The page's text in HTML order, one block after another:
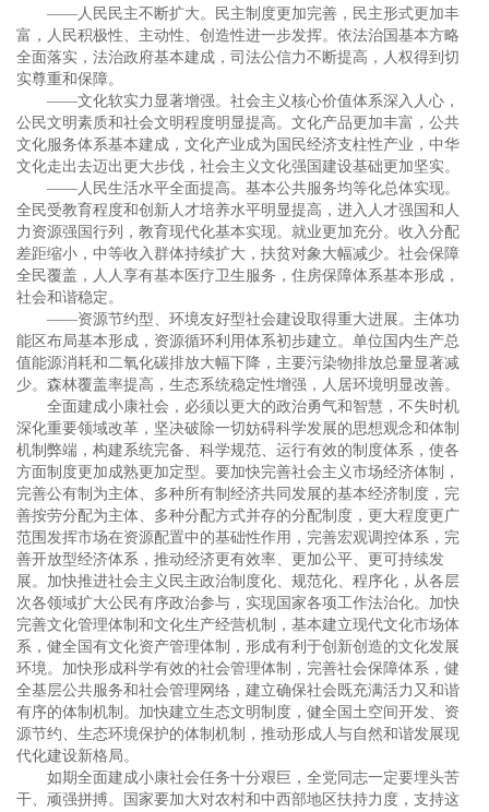
——人民民主不断扩大。民主制度更加完善，民主形式更加丰
富，人民积极性、主动性、创造性进一步发挥。依法治国基本方略
全面落实，法治政府基本建成，司法公信力不断提高，人权得到切
实尊重和保障。
——文化软实力显著增强。社会主义核心价值体系深入人心，
公民文明素质和社会文明程度明显提高。文化产品更加丰富，公共
文化服务体系基本建成，文化产业成为国民经济支柱性产业，中华
文化走出去迈出更大步伐，社会主义文化强国建设基础更加坚实。
——人民生活水平全面提高。基本公共服务均等化总体实现。
全民受教育程度和创新人才培养水平明显提高，进入人才强国和人
力资源强国行列，教育现代化基本实现。就业更加充分。收入分配
差距缩小，中等收入群体持续扩大，扶贫对象大幅减少。社会保障
全民覆盖，人人享有基本医疗卫生服务，住房保障体系基本形成，
社会和谐稳定。
——资源节约型、环境友好型社会建设取得重大进展。主体功
能区布局基本形成，资源循环利用体系初步建立。单位国内生产总
值能源消耗和二氧化碳排放大幅下降，主要污染物排放总量显著减
少。森林覆盖率提高，生态系统稳定性增强，人居环境明显改善。
全面建成小康社会，必须以更大的政治勇气和智慧，不失时机
深化重要领域改革，坚决破除一切妨碍科学发展的思想观念和体制
机制弊端，构建系统完备、科学规范、运行有效的制度体系，使各
方面制度更加成熟更加定型。要加快完善社会主义市场经济体制，
完善公有制为主体、多种所有制经济共同发展的基本经济制度，完
善按劳分配为主体、多种分配方式并存的分配制度，更大程度更广
范围发挥市场在资源配置中的基础性作用，完善宏观调控体系，完
善开放型经济体系，推动经济更有效率、更加公平、更可持续发
展。加快推进社会主义民主政治制度化、规范化、程序化，从各层
次各领域扩大公民有序政治参与，实现国家各项工作法治化。加快
完善文化管理体制和文化生产经营机制，基本建立现代文化市场体
系，健全国有文化资产管理体制，形成有利于创新创造的文化发展
环境。加快形成科学有效的社会管理体制，完善社会保障体系，健
全基层公共服务和社会管理网络，建立确保社会既充满活力又和谐
有序的体制机制。加快建立生态文明制度，健全国土空间开发、资
源节约、生态环境保护的体制机制，推动形成人与自然和谐发展现
代化建设新格局。
如期全面建成小康社会任务十分艰巨，全党同志一定要埋头苦
干、顽强拼搏。国家要加大对农村和中西部地区扶持力度，支持这